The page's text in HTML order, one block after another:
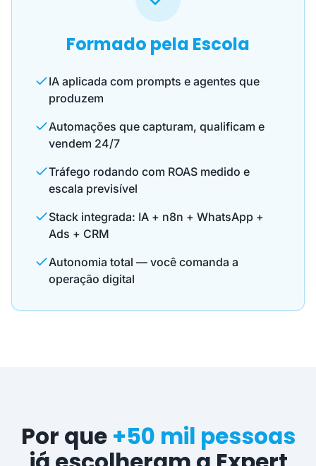
Formado pela Escola
IA aplicada com prompts e agentes que
produzem
Automações que capturam, qualificam e
vendem 24/7
Tráfego rodando com ROAS medido e
escala previsível
Stack integrada: IA + n8n + WhatsApp +
Ads + CRM
Autonomia total — você comanda a
operação digital
Por que +50 mil pessoas